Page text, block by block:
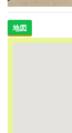
地図